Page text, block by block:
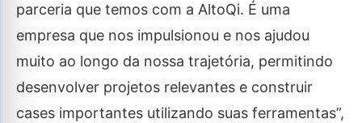
parceria que temos com a AltoQi. É uma
empresa que nos impulsionou e nos ajudou
muito ao longo da nossa trajetória, permitindo
desenvolver projetos relevantes e construir
cases importantes utilizando suas ferramentas”,